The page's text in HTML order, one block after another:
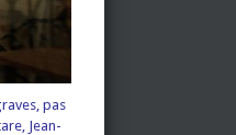
pas
Jean-